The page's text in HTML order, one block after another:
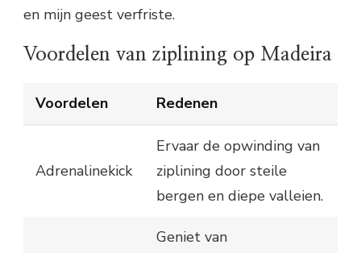
en mijn geest verfriste.
Voordelen van ziplining op Madeira
Voordelen Redenen
Adrenalinekick
Ervaar de opwinding van
ziplining door steile
bergen en diepe valleien.
Geniet van